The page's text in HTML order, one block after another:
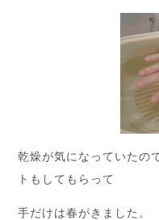
乾燥が気になっていたの
トもしてもらって
手だけは春がきました。